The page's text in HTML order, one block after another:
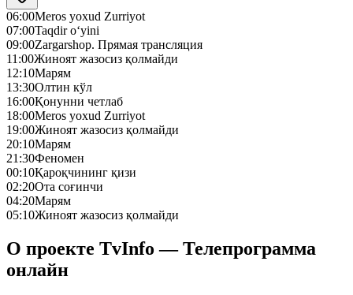
06:00Meros yoxud Zurriyot
07:00Taqdir o‘yini
09:00Zargarshop. Прямая трансляция
11:00Жиноят жазосиз қолмайди
12:10Марям
13:30Олтин кўл
16:00Қонунни четлаб
18:00Meros yoxud Zurriyot
19:00Жиноят жазосиз қолмайди
20:10Марям
21:30Феномен
00:10Қароқчининг қизи
02:20Ота соғинчи
04:20Марям
05:10Жиноят жазосиз қолмайди
О проекте TvInfo — Телепрограмма
онлайн